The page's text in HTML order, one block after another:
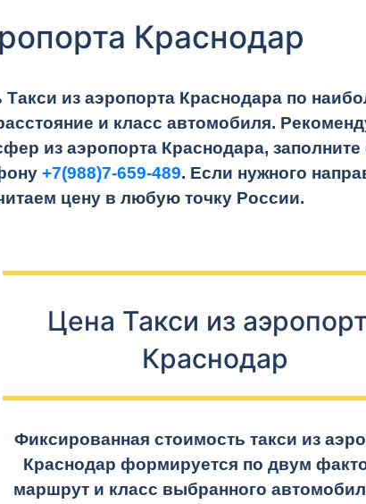
Краснодар
из аэропорта Краснодара по
и класс автомобиля.
из аэропорта Краснодара,
+7(988)7-659-489. Если нужного
цену в любую точку России.
Цена Такси из
Краснодар
Фиксированная стоимость такси из
Краснодар формируется по двум
маршрут и класс выбранного